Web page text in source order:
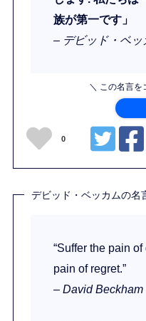
族が第一です」
– デビッド・ベッ
＼ この名言を
0
デビッド・ベッカムの名
“Suffer the pain
pain of regret.”
– David Beckham